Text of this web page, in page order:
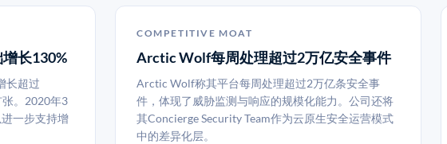
长130%
长超过
张。2020年3
一步支持增
COMPETITIVE MOAT
Arctic Wolf每周处理超过2万亿安全事件
Arctic Wolf称其平台每周处理超过2万亿条安全事
件，体现了威胁监测与响应的规模化能力。公司还将
其Concierge Security Team作为云原生安全运营模式
中的差异化层。